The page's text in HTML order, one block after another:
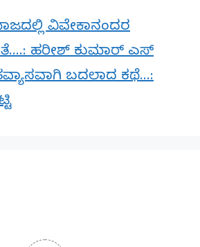
ವಿವೇಕಾನಂದರ
ಹರೀಶ್ ಕುಮಾರ್ ಎಸ್
ಬದಲಾದ ಕಥೆ…: